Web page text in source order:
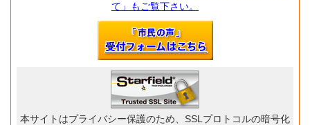
て」もご覧下さい。
本サイトはプライバシー保護のため、SSLプロトコルの暗号化